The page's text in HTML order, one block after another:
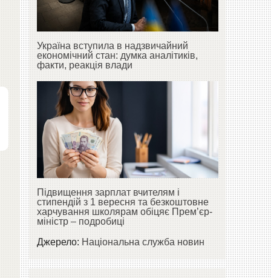
Україна вступила в надзвичайний
економічний стан: думка аналітиків,
факти, реакція влади
Підвищення зарплат вчителям і
стипендій з 1 вересня та безкоштовне
харчування школярам обіцяє Прем’єр-
міністр – подробиці
Джерело:Національна служба новин